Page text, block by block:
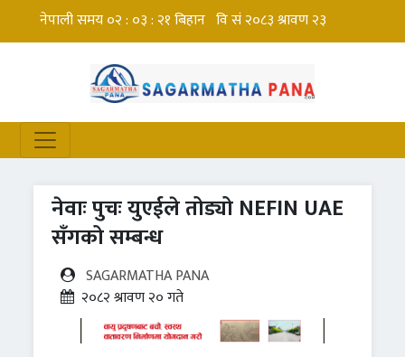
नेवाः पुचः युएईले तोड्यो NEFIN UAE
सँगको सम्बन्ध
SAGARMATHA PANA
२०८२ श्रावण २० गते